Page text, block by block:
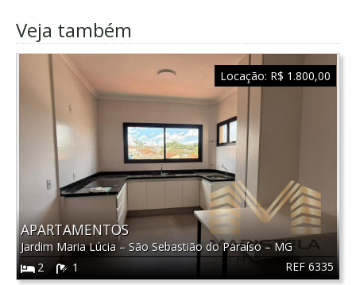
Veja também
REF 6335
APARTAMENTOS
Jardim Maria Lúcia – São Sebastião do Paraíso–MG
2
1
Locação: R$ 1.800,00